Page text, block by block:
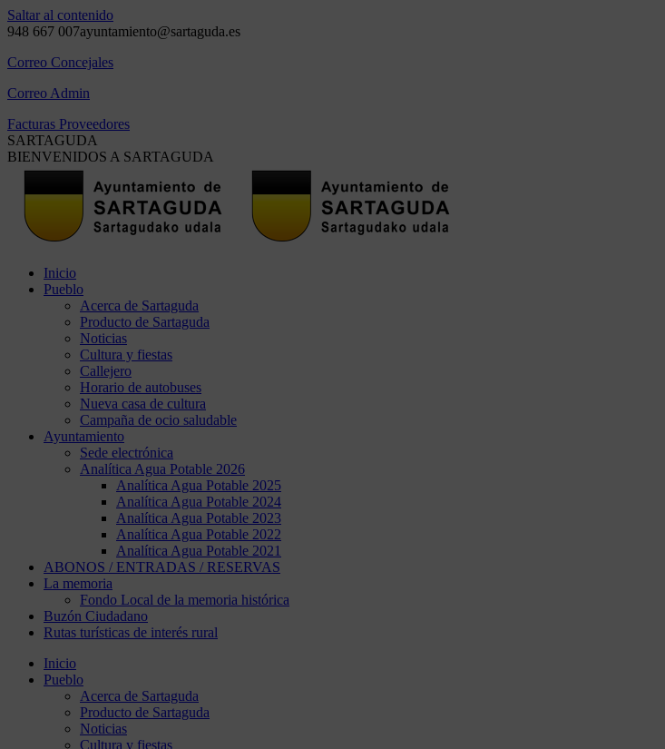
Saltar al contenido
948 667 007ayuntamiento@sartaguda.es
Correo Concejales
Correo Admin
Facturas Proveedores
SARTAGUDA
BIENVENIDOS A SARTAGUDA
Inicio
Pueblo
Acerca de Sartaguda
Producto de Sartaguda
Noticias
Cultura y fiestas
Callejero
Horario de autobuses
Nueva casa de cultura
Campaña de ocio saludable
Ayuntamiento
Sede electrónica
Analítica Agua Potable 2026
Analítica Agua Potable 2025
Analítica Agua Potable 2024
Analítica Agua Potable 2023
Analítica Agua Potable 2022
Analítica Agua Potable 2021
ABONOS / ENTRADAS / RESERVAS
La memoria
Fondo Local de la memoria histórica
Buzón Ciudadano
Rutas turísticas de interés rural
Inicio
Pueblo
Acerca de Sartaguda
Producto de Sartaguda
Noticias
Cultura y fiestas